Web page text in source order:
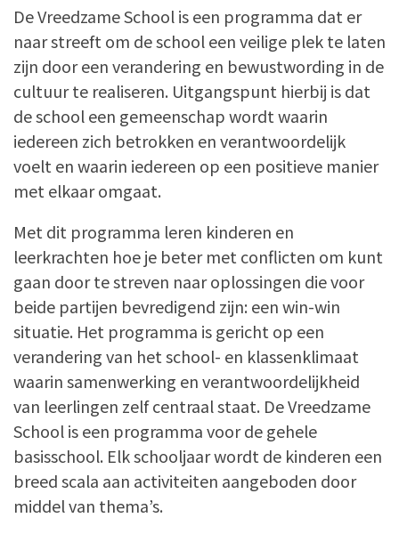
De Vreedzame School is een programma dat er
naar streeft om de school een veilige plek te laten
zijn door een verandering en bewustwording in de
cultuur te realiseren. Uitgangspunt hierbij is dat
de school een gemeenschap wordt waarin
iedereen zich betrokken en verantwoordelijk
voelt en waarin iedereen op een positieve manier
met elkaar omgaat.
Met dit programma leren kinderen en
leerkrachten hoe je beter met conflicten om kunt
gaan door te streven naar oplossingen die voor
beide partijen bevredigend zijn: een win-win
situatie. Het programma is gericht op een
verandering van het school- en klassenklimaat
waarin samenwerking en verantwoordelijkheid
van leerlingen zelf centraal staat. De Vreedzame
School is een programma voor de gehele
basisschool. Elk schooljaar wordt de kinderen een
breed scala aan activiteiten aangeboden door
middel van thema’s.